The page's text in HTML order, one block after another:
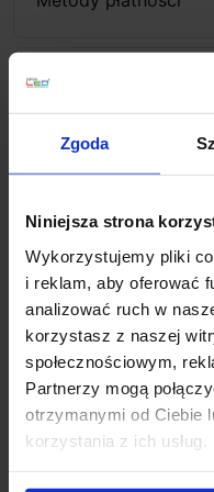
Zgoda
Niniejsza strona
Wykorzystujemy pliki
i reklam, aby oferować
analizować ruch w
korzystasz z naszej
społecznościowym,
Partnerzy mogą
otrzymanymi od Ciebie
korzystania z ich usług.
Koszt dostawy
Zapytaj o produkt
Opis
SLV TRILEDO
sufitowa LED w
regulacji pierścienia.
w 2 kolorach do
wbudowaną diodę